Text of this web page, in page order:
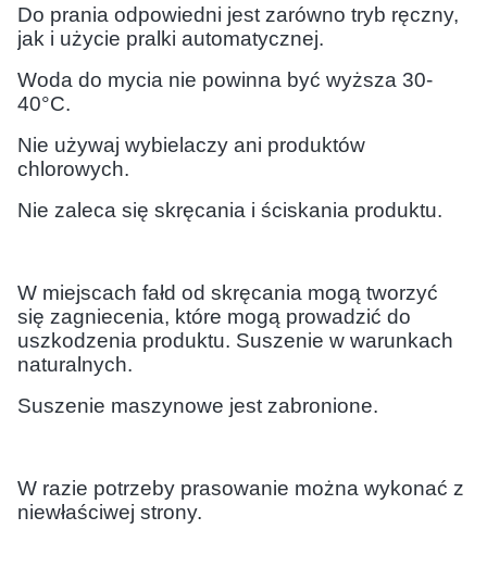
Do prania odpowiedni jest zarówno tryb ręczny,
jak i użycie pralki automatycznej.
Woda do mycia nie powinna być wyższa 30-
40°C.
Nie używaj wybielaczy ani produktów
chlorowych.
Nie zaleca się skręcania i ściskania produktu.
W miejscach fałd od skręcania mogą tworzyć
się zagniecenia, które mogą prowadzić do
uszkodzenia produktu. Suszenie w warunkach
naturalnych.
Suszenie maszynowe jest zabronione.
W razie potrzeby prasowanie można wykonać z
niewłaściwej strony.